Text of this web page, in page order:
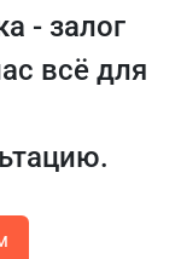
- залог
всё для